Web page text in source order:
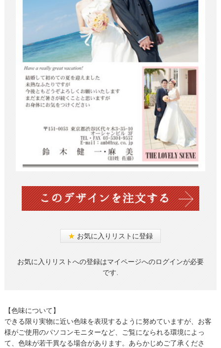
★ お気に入りリストに登録
お気に入りリストへの登録はマイページへのログインが必要
です.
【色味について】
できる限り実物に近い色味を表現するように努めていますが、お客
様がご使用のパソコンモニターなど、ご覧になられる環境によっ
て、色味が若干異なる場合があります。あらかじめご了承くださ